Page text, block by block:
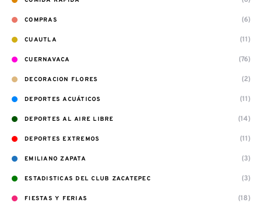
COMPRAS (6)
CUAUTLA (11)
CUERNAVACA (76)
DECORACION FLORES (2)
DEPORTES ACUÁTICOS (11)
DEPORTES AL AIRE LIBRE (14)
DEPORTES EXTREMOS (11)
EMILIANO ZAPATA (3)
ESTADISTICAS DEL CLUB ZACATEPEC (3)
FIESTAS Y FERIAS (18)